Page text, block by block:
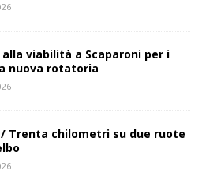
viabilità a Scaparoni per i
nuova rotatoria
/ Trenta chilometri su due ruote